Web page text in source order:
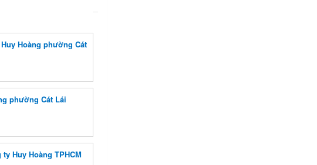
Hoàng phường Cát
phường Cát Lái
Huy Hoàng TPHCM